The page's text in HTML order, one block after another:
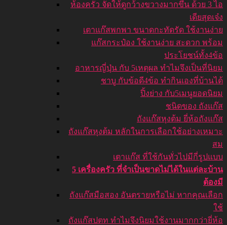
ห้องครัว จัดให้ดูกว้างขวางมากขึ้น ด้วย 3 ไอ
เดียสุดเจ๋ง
เตาแก๊สพกพา ขนาดกะทัดรัด ใช้งานง่าย
แก๊สกระป๋อง ใช้งานง่าย สะดวก พร้อม
ประโยชน์ทั้ง4ข้อ
อาหารญี่ปุ่น กับ 5เหตุผล ทำไมจึงเป็นที่นิยม
ชาบู กับข้อดี4ข้อ ทำกินเองที่บ้านได้
ปิ้งย่าง กับ5เมนูยอดนิยม
ชนิดของ ถังแก๊ส
ถังแก๊สหุงต้ม ยี่ห้อถังแก๊ส
ถังแก๊สหุงต้ม หลักในการเลือกใช้อย่างเหมาะ
สม
เตาแก๊ส ที่ใช้กันทั่วไปมีกี่รูปแบบ
5 เครื่องครัว ที่จำเป็นขาดไม่ได้ในแต่ละบ้าน
ต้องมี
ถังแก๊สมือสอง อันตรายหรือไม่ หากคุณเลือก
ใช้
ถังแก๊สปตท ทำไมจึงนิยมใช้งานมากกว่ายี่ห้อ